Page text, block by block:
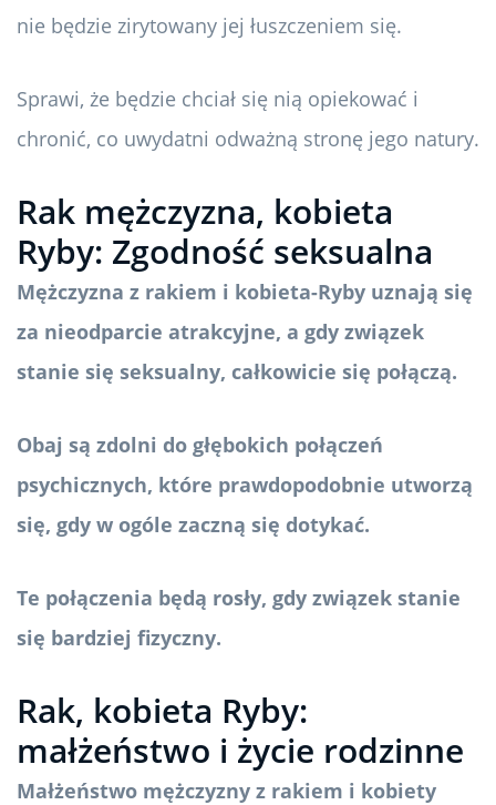
nie będzie zirytowany jej łuszczeniem się.
Sprawi, że będzie chciał się nią opiekować i
chronić, co uwydatni odważną stronę jego natury.
Rak mężczyzna, kobieta
Ryby: Zgodność seksualna
Mężczyzna z rakiem i kobieta-Ryby uznają się
za nieodparcie atrakcyjne, a gdy związek
stanie się seksualny, całkowicie się połączą.
Obaj są zdolni do głębokich połączeń
psychicznych, które prawdopodobnie utworzą
się, gdy w ogóle zaczną się dotykać.
Te połączenia będą rosły, gdy związek stanie
się bardziej fizyczny.
Rak, kobieta Ryby:
małżeństwo i życie rodzinne
Małżeństwo mężczyzny z rakiem i kobiety